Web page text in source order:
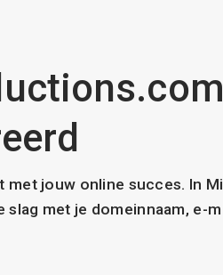
met jouw online succes. In Mi
slag met je domeinnaam, e-m